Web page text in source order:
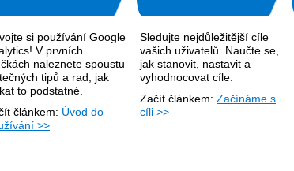
si používání Google
V prvních
naleznete spoustu
tipů a rad, jak
to podstatné.
článkem: Úvod do
>>
Sledujte nejdůležitější cíle
vašich uživatelů. Naučte se,
jak stanovit, nastavit a
vyhodnocovat cíle.
Začít článkem: Začínáme s
cíli >>